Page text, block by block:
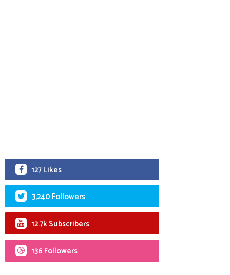
127 Likes
3,240 Followers
12.7k Subscribers
136 Followers